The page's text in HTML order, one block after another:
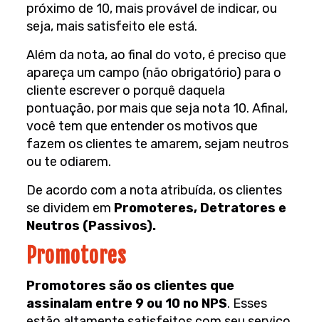
próximo de 10, mais provável de indicar, ou
seja, mais satisfeito ele está.
Além da nota, ao final do voto, é preciso que
apareça um campo (não obrigatório) para o
cliente escrever o porquê daquela
pontuação, por mais que seja nota 10. Afinal,
você tem que entender os motivos que
fazem os clientes te amarem, sejam neutros
ou te odiarem.
De acordo com a nota atribuída, os clientes
se dividem em Promoteres, Detratores e
Neutros (Passivos).
Promotores
Promotores são os clientes que
assinalam entre 9 ou 10 no NPS. Esses